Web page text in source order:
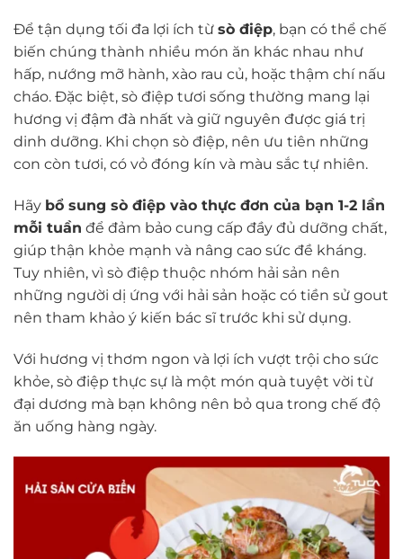
Để tận dụng tối đa lợi ích từ sò điệp, bạn có thể chế
biến chúng thành nhiều món ăn khác nhau như
hấp, nướng mỡ hành, xào rau củ, hoặc thậm chí nấu
cháo. Đặc biệt, sò điệp tươi sống thường mang lại
hương vị đậm đà nhất và giữ nguyên được giá trị
dinh dưỡng. Khi chọn sò điệp, nên ưu tiên những
con còn tươi, có vỏ đóng kín và màu sắc tự nhiên.
Hãy bổ sung sò điệp vào thực đơn của bạn 1-2 lần
mỗi tuần để đảm bảo cung cấp đầy đủ dưỡng chất,
giúp thận khỏe mạnh và nâng cao sức đề kháng.
Tuy nhiên, vì sò điệp thuộc nhóm hải sản nên
những người dị ứng với hải sản hoặc có tiền sử gout
nên tham khảo ý kiến bác sĩ trước khi sử dụng.
Với hương vị thơm ngon và lợi ích vượt trội cho sức
khỏe, sò điệp thực sự là một món quà tuyệt vời từ
đại dương mà bạn không nên bỏ qua trong chế độ
ăn uống hàng ngày.